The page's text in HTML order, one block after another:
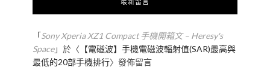
「Sony Xperia XZ1 Compact 手機開箱文 – Heresy's
Space」於〈 【電磁波】手機電磁波輻射值(SAR)最高與
最低的20部手機排行〉發佈留言